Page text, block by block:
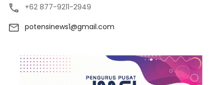
+62 877-9211-2949
potensinews1@gmail.com